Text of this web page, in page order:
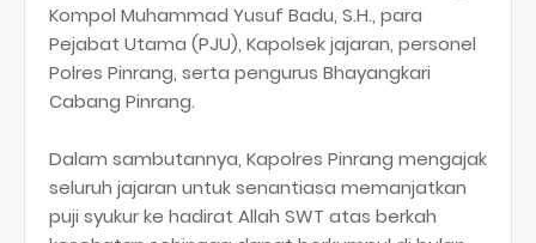
Kompol Muhammad Yusuf Badu, S.H., para
Pejabat Utama (PJU), Kapolsek jajaran, personel
Polres Pinrang, serta pengurus Bhayangkari
Cabang Pinrang.
Dalam sambutannya, Kapolres Pinrang mengajak
seluruh jajaran untuk senantiasa memanjatkan
puji syukur ke hadirat Allah SWT atas berkah